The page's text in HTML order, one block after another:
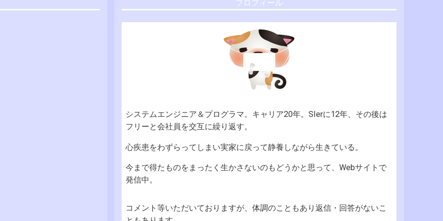
プロフィール
システムエンジニア＆プログラマ。キャリア20年。SIerに12年、その後は
フリーと会社員を交互に繰り返す。
心疾患をわずらってしまい実家に戻って静養しながら生きている。
今まで得たものをまったく生かさないのもどうかと思って、Webサイトで
発信中。
コメント等いただいておりますが、体調のこともあり返信・回答がないこ